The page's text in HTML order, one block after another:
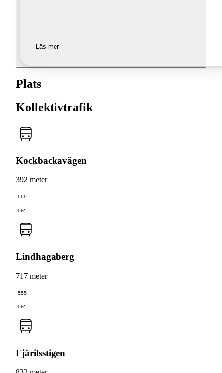
Läs mer
Plats
Kollektivtrafik
Kockbackavägen
392 meter
555
591
Lindhagaberg
717 meter
555
591
Fjärilsstigen